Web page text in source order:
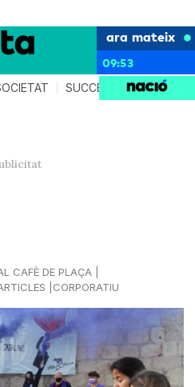
ara mateix
09:53
SUCCESSOS AGENDA
CAFÈ DE PLAÇA
CORPORATIU